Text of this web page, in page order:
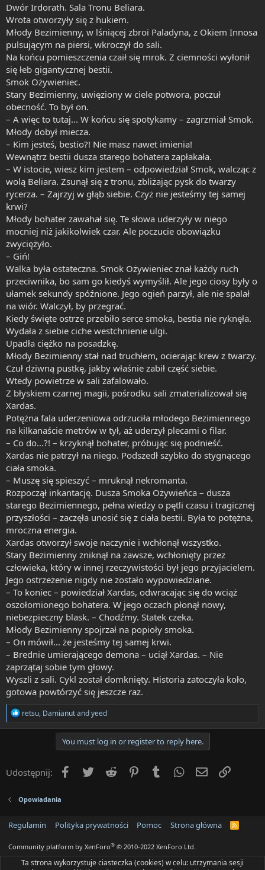
Dwór Irdorath. Sala Tronu Beliara.
Wrota otworzyły się z hukiem.
Młody Bezimienny, w lśniącej zbroi Paladyna, z Okiem Innosa
pulsującym na piersi, wkroczył do sali.
Na końcu pomieszczenia czaił się mrok. Z ciemności wyłonił
się łeb gigantycznej bestii.
Smok Ożywieniec.
Stary Bezimienny, uwięziony w ciele potwora, poczuł
obecność. To był on.
– A więc to tutaj... W końcu się spotykamy – zagrzmiał Smok.
Młody dobył miecza.
– Kim jesteś, bestio?! Nie masz nawet imienia!
Wewnątrz bestii dusza starego bohatera zapłakała.
– W istocie, wiesz kim jestem – odpowiedział Smok, walcząc z
wolą Beliara. Zsunął się z tronu, zbliżając pysk do twarzy
rycerza. – Zajrzyj w głąb siebie. Czyż nie jesteśmy tej samej
krwi?
Młody bohater zawahał się. Te słowa uderzyły w niego
mocniej niż jakikolwiek czar. Ale poczucie obowiązku
zwyciężyło.
– Giń!
Walka była ostateczna. Smok Ożywieniec znał każdy ruch
przeciwnika, bo sam go kiedyś wymyślił. Ale jego ciosy były o
ułamek sekundy spóźnione. Jego ogień parzył, ale nie spalał
na wiór. Walczył, by przegrać.
Kiedy święte ostrze przebiło serce smoka, bestia nie ryknęła.
Wydała z siebie ciche westchnienie ulgi.
Upadła ciężko na posadzkę.
Młody Bezimienny stał nad truchłem, ocierając krew z twarzy.
Czuł dziwną pustkę, jakby właśnie zabił część siebie.
Wtedy powietrze w sali zafalowało.
Z błyskiem czarnej magii, pośrodku sali zmaterializował się
Xardas.
Potężna fala uderzeniowa odrzuciła młodego Bezimiennego
na kilkanaście metrów w tył, aż uderzył plecami o filar.
– Co do...?! – krzyknął bohater, próbując się podnieść.
Xardas nie patrzył na niego. Podszedł szybko do stygnącego
ciała smoka.
– Muszę się spieszyć – mruknął nekromanta.
Rozpoczął inkantację. Dusza Smoka Ożywieńca – dusza
starego Bezimiennego, pełna wiedzy o pętli czasu i tragicznej
przyszłości – zaczęła unosić się z ciała bestii. Była to potężna,
mroczna energia.
Xardas otworzył swoje naczynie i wchłonął wszystko.
Stary Bezimienny zniknął na zawsze, wchłonięty przez
człowieka, który w innej rzeczywistości był jego przyjacielem.
Jego ostrzeżenie nigdy nie zostało wypowiedziane.
– To koniec – powiedział Xardas, odwracając się do wciąż
oszołomionego bohatera. W jego oczach płonął nowy,
niebezpieczny blask. – Chodźmy. Statek czeka.
Młody Bezimienny spojrzał na popioły smoka.
– On mówił... że jesteśmy tej samej krwi.
– Brednie umierającego demona – uciął Xardas. – Nie
zaprzątaj sobie tym głowy.
Wyszli z sali. Cykl został domknięty. Historia zatoczyła koło,
gotowa powtórzyć się jeszcze raz.
R
a
o
n
:
retsu, Damianutandyeed
You must log in or register to reply here.
Udostępnij: Facebook
Twitter Reddit PinterestTumblr WhatsApp
Email
Opowiadania
Regulamin Polityka prywatności Pomoc Strona główna
R
Community platform by XenForo® © 2010-2022 XenForo Ltd.
Ta strona wykorzystuje ciasteczka (cookies) w celu: utrzymania sesji